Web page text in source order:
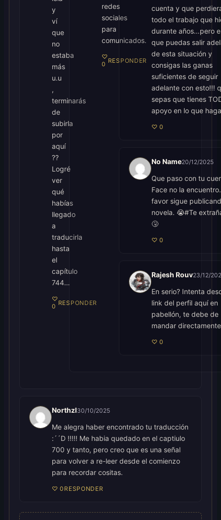
y
ví
que
no
estaba
más
u.u
,
terminarás
de
subirla
por
aquí
??
Logré
ver
qué
habías
llegado
a
traducirla
hasta
el
capítulo
744…
♡
0 RESPONDER
redes
sociales
para
comunicados.
♡
0 RESPONDER
cuenta y que
todo el trabajo que
durante años…pero
que puedas salir
de esta situación y
consigas las ganas
suficientes de seguir
adelante con esto!!!
sepas que tienes
apoyo en lo que
♡0
No Name20/12/2025
Que paso con tu
Face no la
favor sigue
novela. 😭#Te
🤧
♡0
Rajesh Rouv23/12/
En serio? Intenta
link del perfil aquí en
pabellón, te debe de
mandar directamente
♡0
Northzl30/10/2025
Me alegra haber encontrado tu traducción
:´´D !!!!! Me habia quedado en el captiulo
700 y tanto, pero creo que es una señal
para volver a re-leer desde el comienzo
para recordar cositas.
♡0 RESPONDER